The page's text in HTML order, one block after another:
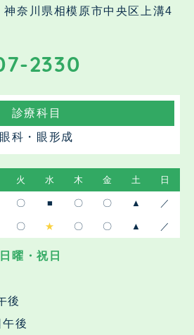
神奈川県相模原市中央区上溝4
2330
診療科目
眼科・眼形成
火 水 木 金 土 日
〇 ■ 〇 〇 ▲ ／
〇 ★ 〇 〇 ▲ ／
曜・祝日
後
午後